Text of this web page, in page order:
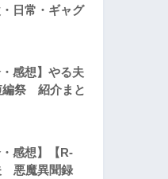
日常・ギャグ
・感想】やる夫
編祭 紹介まと
・感想】【R-
悪魔異聞録